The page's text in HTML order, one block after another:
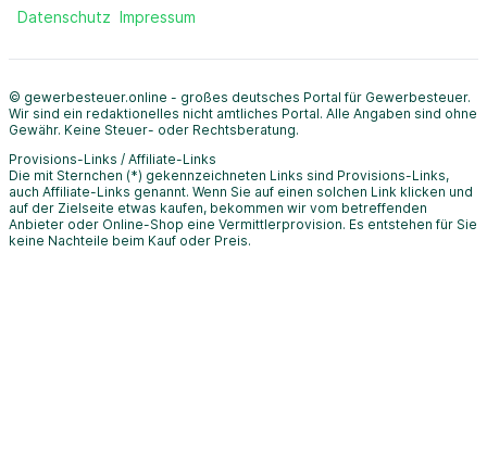
Datenschutz Impressum
© gewerbesteuer.online - großes deutsches Portal für Gewerbesteuer.
Wir sind ein redaktionelles nicht amtliches Portal. Alle Angaben sind ohne
Gewähr. Keine Steuer- oder Rechtsberatung.
Provisions-Links / Affiliate-Links
Die mit Sternchen (*) gekennzeichneten Links sind Provisions-Links,
auch Affiliate-Links genannt. Wenn Sie auf einen solchen Link klicken und
auf der Zielseite etwas kaufen, bekommen wir vom betreffenden
Anbieter oder Online-Shop eine Vermittlerprovision. Es entstehen für Sie
keine Nachteile beim Kauf oder Preis.